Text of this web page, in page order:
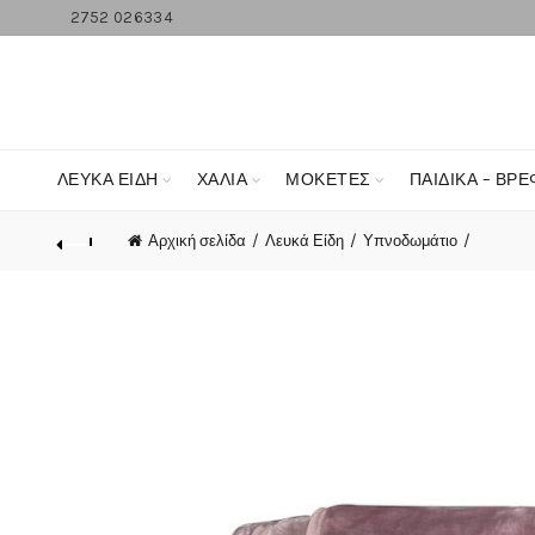
2752 026334
ΛΕΥΚΆ ΕΊΔΗ ΧΑΛΙΑ ΜΟΚΕΤΕΣ ΠΑΙΔΙΚΑ –
Αρχική σελίδα Λευκά Είδη Υπνοδωμάτιο